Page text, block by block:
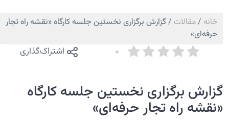
خانه /مقالات /گزارش برگزاری نخستین جلسه کارگاه «نقشه راه تجار
حرفه‌ای»
0 اشتراک‌گذاری
گزارش برگزاری نخستین جلسه کارگاه
«نقشه راه تجار حرفه‌ای»